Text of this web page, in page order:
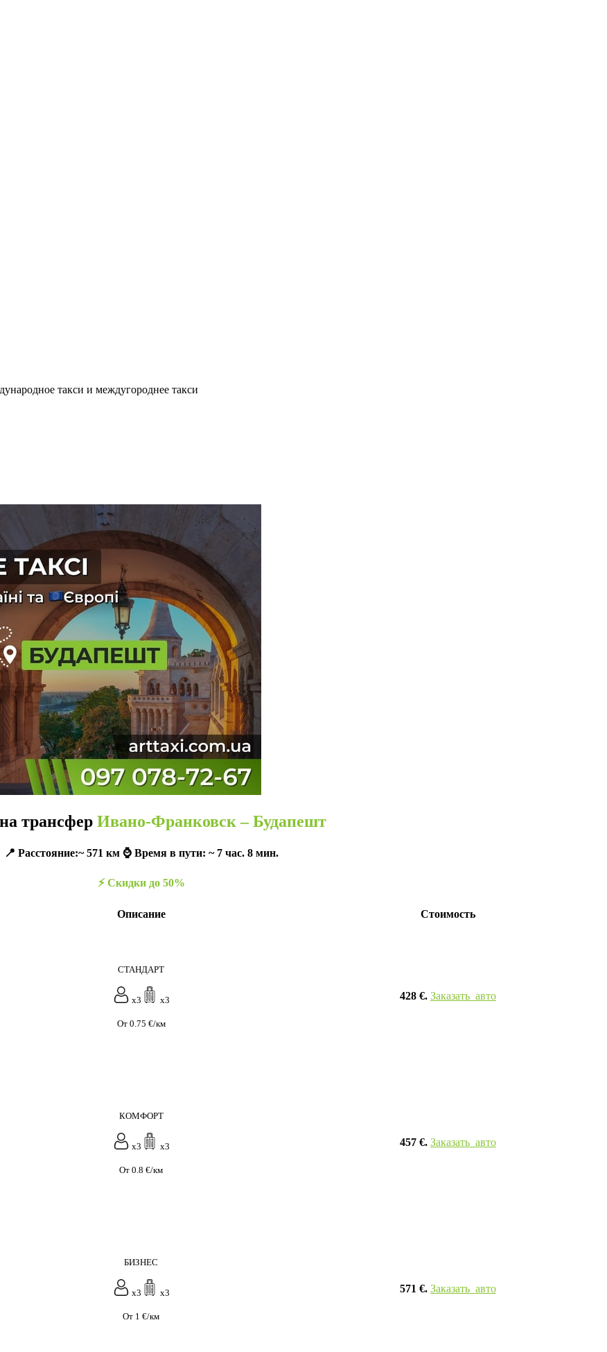
такси и междугороднее такси
трансфер Ивано-Франковск – Будапешт
📍 Расстояние:~ 571 км ⌚️ Время в пути: ~ 7 час. 8 мин.
⚡️ Скидки до 50%
Описание Стоимость
СТАНДАРТ
x3 x3
От 0.75 €/км
428 €. Заказать авто
КОМФОРТ
x3 x3
От 0.8 €/км
457 €. Заказать авто
БИЗНЕС
x3 x3
От 1 €/км
571 €. Заказать авто